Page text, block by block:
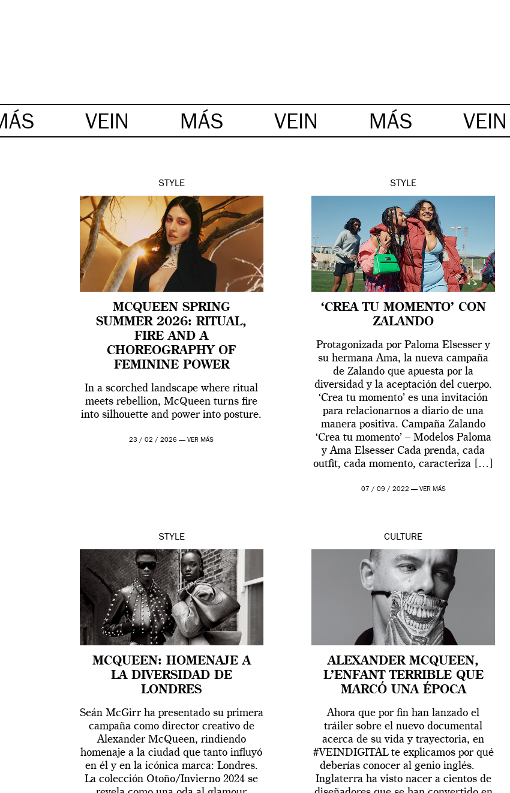
VEIN MÁS VEIN MÁS VEIN
STYLE
MCQUEEN SPRING
SUMMER 2026: RITUAL,
FIRE AND A
CHOREOGRAPHY OF
FEMININE POWER
In a scorched landscape where ritual
meets rebellion, McQueen turns fire
into silhouette and power into posture.
23 / 02 / 2026 —VER MÁS
STYLE
‘CREA TU MOMENTO’ CON
ZALANDO
Protagonizada por Paloma Elsesser y
su hermana Ama, la nueva campaña
de Zalando que apuesta por la
diversidad y la aceptación del cuerpo.
‘Crea tu momento’ es una invitación
para relacionarnos a diario de una
manera positiva. Campaña Zalando
‘Crea tu momento’ – Modelos Paloma
y Ama Elsesser Cada prenda, cada
outfit, cada momento, caracteriza […]
07 / 09 / 2022 — VER MÁS
STYLE
MCQUEEN: HOMENAJE A
LA DIVERSIDAD DE
LONDRES
Seán McGirr ha presentado su primera
campaña como director creativo de
Alexander McQueen, rindiendo
homenaje a la ciudad que tanto influyó
en él y en la icónica marca: Londres.
La colección Otoño/Invierno 2024 se
CULTURE
ALEXANDER MCQUEEN,
L’ENFANT TERRIBLE QUE
MARCÓ UNA ÉPOCA
Ahora que por fin han lanzado el
tráiler sobre el nuevo documental
acerca de su vida y trayectoria, en
#VEINDIGITAL te explicamos por qué
deberías conocer al genio inglés.
Inglaterra ha visto nacer a cientos de